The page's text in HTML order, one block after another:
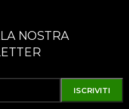
NOSTRA